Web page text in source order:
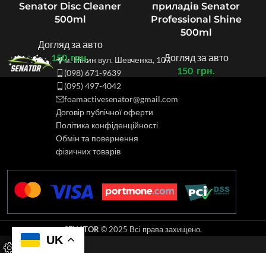
Senator Disc Cleaner
500ml
Догляд за авто
150грн.
приладів Senator
Professional Shine
500ml
Догляд за авто
150 грн.
м. Ніжин вул. Шевченка, 107
(098) 671-9639
(095) 497-4042
foamactivesenator@gmail.com
Договір публічної оферти
Політика конфіденційності
Обмін та повернення
фізичних товарів
SENATOR © 2025 Всі права захищено.
UK0